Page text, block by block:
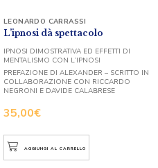
L’ipnosi dà spettacolo
35,00€
LEONARDO CARRASSI
IPNOSI DIMOSTRATIVA ED EFFETTI DI
MENTALISMO CON L’IPNOSI
PREFAZIONE DI ALEXANDER – SCRITTO IN
COLLABORAZIONE CON RICCARDO
NEGRONI E DAVIDE CALABRESE
AGGIUNGI AL CARRELLO